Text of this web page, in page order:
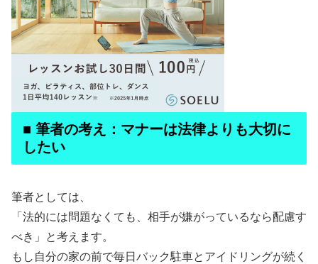
■ 筆者の考え：マナーは法律よりも大切に
したい
筆者としては、
「法的には問題なくても、相手が嫌がっているなら配慮す
べき」と考えます。
もし自分の家の前で毎日バック駐車とアイドリングが続く